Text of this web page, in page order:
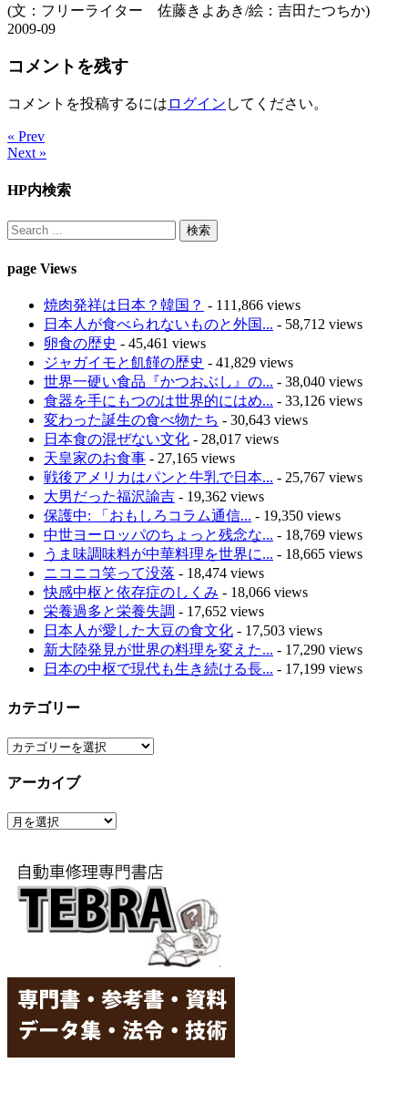
(文：フリーライター 佐藤きよあき/絵：吉田たつちか)
2009-09
コメントを残す
コメントを投稿するには ログイン してください。
« Prev
Next »
HP内検索
page Views
焼肉発祥は日本？韓国？ - 111,866 views
日本人が食べられないものと外国... - 58,712 views
卵食の歴史 - 45,461 views
ジャガイモと飢饉の歴史 - 41,829 views
世界一硬い食品『かつおぶし』の... - 38,040 views
食器を手にもつのは世界的にはめ... - 33,126 views
変わった誕生の食べ物たち - 30,643 views
日本食の混ぜない文化 - 28,017 views
天皇家のお食事 - 27,165 views
戦後アメリカはパンと牛乳で日本... - 25,767 views
大男だった福沢諭吉 - 19,362 views
保護中: 「おもしろコラム通信... - 19,350 views
中世ヨーロッパのちょっと残念な... - 18,769 views
うま味調味料が中華料理を世界に... - 18,665 views
ニコニコ笑って没落 - 18,474 views
快感中枢と依存症のしくみ - 18,066 views
栄養過多と栄養失調 - 17,652 views
日本人が愛した大豆の食文化 - 17,503 views
新大陸発見が世界の料理を変えた... - 17,290 views
日本の中枢で現代も生き続ける長... - 17,199 views
カテゴリー
カ
ゴ
ー
アーカイブ
ア
イ
ブ